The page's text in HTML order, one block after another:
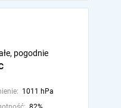
pogodnie
1011 hPa